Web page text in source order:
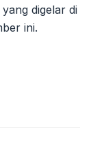
digelar di
ini.